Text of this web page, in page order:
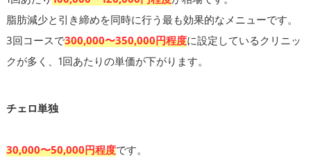
脂肪減少と引き締めを同時に行う最も効果的なメニューです。
3回コースで300,000〜350,000円程度に設定しているクリニッ
クが多く、1回あたりの単価が下がります。
チェロ単独
30,000〜50,000円程度です。